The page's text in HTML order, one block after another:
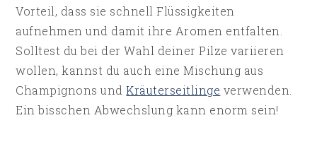
Vorteil, dass sie schnell Flüssigkeiten
aufnehmen und damit ihre Aromen entfalten.
Solltest du bei der Wahl deiner Pilze variieren
wollen, kannst du auch eine Mischung aus
Champignons undKräuterseitlinge verwenden.
Ein bisschen Abwechslung kann enorm sein!